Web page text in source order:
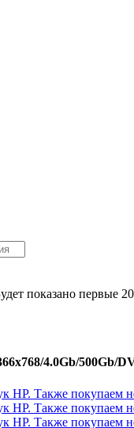
показано первые
4.0Gb/500Gb/